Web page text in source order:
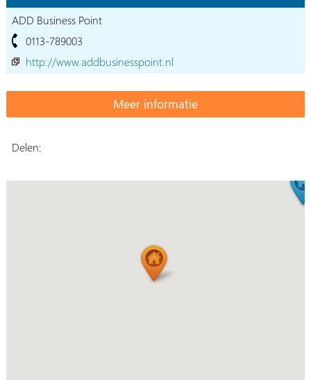
ADD Business Point
0113-789003
http://www.addbusinesspoint.nl
Delen: